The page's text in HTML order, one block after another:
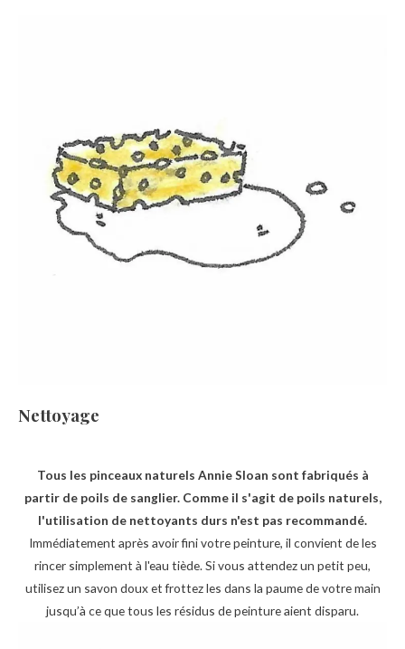
Nettoyage
Tous les pinceaux naturels Annie Sloan sont fabriqués à
partir de poils de sanglier. Comme il s'agit de poils naturels,
l'utilisation de nettoyants durs n'est pas recommandé.
Immédiatement après avoir fini votre peinture, il convient de les
rincer simplement à l'eau tiède. Si vous attendez un petit peu,
utilisez un savon doux et frottez les dans la paume de votre main
jusqu’à ce que tous les résidus de peinture aient disparu.